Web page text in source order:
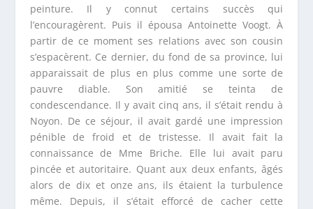
peinture. Il y connut certains succès qui
l’encouragèrent. Puis il épousa Antoinette Voogt. À
partir de ce moment ses relations avec son cousin
s’espacèrent. Ce dernier, du fond de sa province, lui
apparaissait de plus en plus comme une sorte de
pauvre diable. Son amitié se teinta de
condescendance. Il y avait cinq ans, il s’était rendu à
Noyon. De ce séjour, il avait gardé une impression
pénible de froid et de tristesse. Il avait fait la
connaissance de Mme Briche. Elle lui avait paru
pincée et autoritaire. Quant aux deux enfants, âgés
alors de dix et onze ans, ils étaient la turbulence
même. Depuis, il s’était efforcé de cacher cette